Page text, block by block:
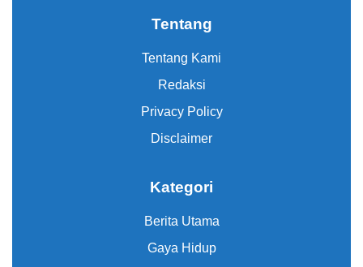
Tentang
Tentang Kami
Redaksi
Privacy Policy
Disclaimer
Kategori
Berita Utama
Gaya Hidup